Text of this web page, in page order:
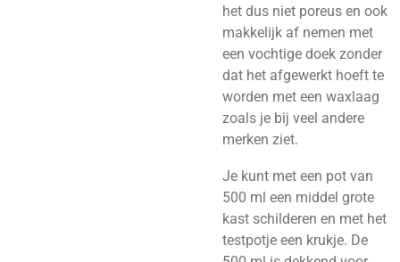
het dus niet poreus en ook
makkelijk af nemen met
een vochtige doek zonder
dat het afgewerkt hoeft te
worden met een waxlaag
zoals je bij veel andere
merken ziet.
Je kunt met een pot van
500 ml een middel grote
kast schilderen en met het
testpotje een krukje. De